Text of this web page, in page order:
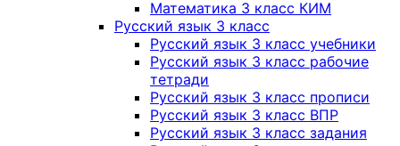
Математика 3 класс КИМ
Русский язык 3 класс
Русский язык 3 класс учебники
Русский язык 3 класс рабочие
тетради
Русский язык 3 класс прописи
Русский язык 3 класс ВПР
Русский язык 3 класс задания